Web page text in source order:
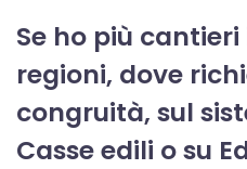
Se ho più
regioni, dove
congruità, sul
Casse edili o su